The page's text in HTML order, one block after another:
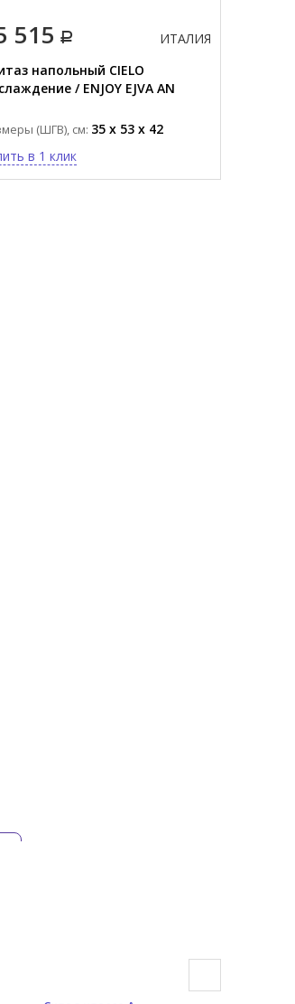
515
ИТАЛИЯ
напольный CIELO
/ ENJOY EJVA AN
(ШГВ), см: 35 x 53 x 42
в 1 клик